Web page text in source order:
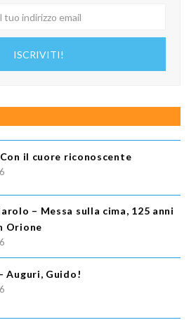
ISCRIVITI!
il cuore riconoscente
– Messa sulla cima, 125 anni
Orione
Auguri, Guido!